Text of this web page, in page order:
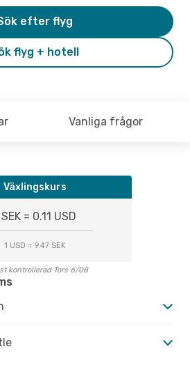
flyg + hotell
efter flyg
Vanliga frågor
Växlingskurs
= 0.11 USD
1 USD = 9.47 SEK
kontrollerad Tors 6/08